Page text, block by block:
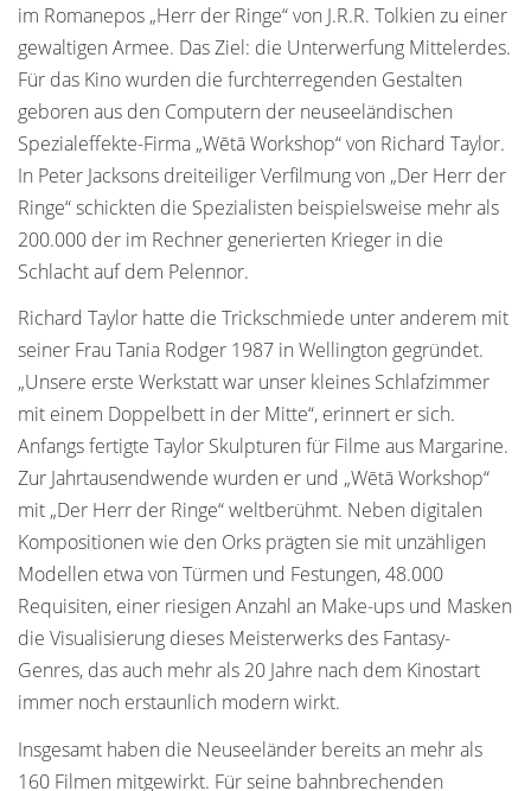
im Romanepos „Herr der Ringe“ von J.R.R. Tolkien zu einer
gewaltigen Armee. Das Ziel: die Unterwerfung Mittelerdes.
Für das Kino wurden die furchterregenden Gestalten
geboren aus den Computern der neuseeländischen
Spezialeffekte-Firma „Wētā Workshop“ von Richard Taylor.
In Peter Jacksons dreiteiliger Verfilmung von „Der Herr der
Ringe“ schickten die Spezialisten beispielsweise mehr als
200.000 der im Rechner generierten Krieger in die
Schlacht auf dem Pelennor.
Richard Taylor hatte die Trickschmiede unter anderem mit
seiner Frau Tania Rodger 1987 in Wellington gegründet.
„Unsere erste Werkstatt war unser kleines Schlafzimmer
mit einem Doppelbett in der Mitte“, erinnert er sich.
Anfangs fertigte Taylor Skulpturen für Filme aus Margarine.
Zur Jahrtausendwende wurden er und „Wētā Workshop“
mit „Der Herr der Ringe“ weltberühmt. Neben digitalen
Kompositionen wie den Orks prägten sie mit unzähligen
Modellen etwa von Türmen und Festungen, 48.000
Requisiten, einer riesigen Anzahl an Make-ups und Masken
die Visualisierung dieses Meisterwerks des Fantasy-
Genres, das auch mehr als 20 Jahre nach dem Kinostart
immer noch erstaunlich modern wirkt.
Insgesamt haben die Neuseeländer bereits an mehr als
160 Filmen mitgewirkt. Für seine bahnbrechenden